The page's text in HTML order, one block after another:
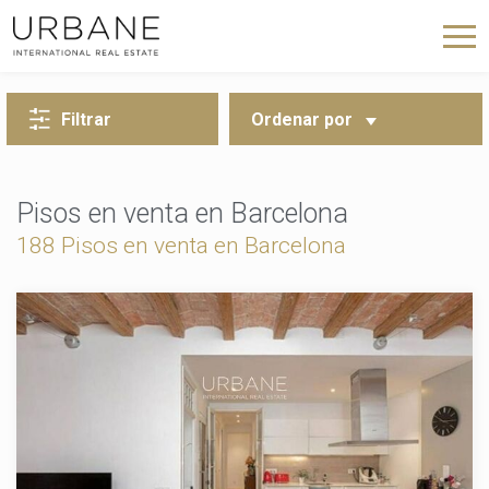
Filtrar Ordenar por
Pisos en venta en Barcelona
188 Pisos en venta en Barcelona